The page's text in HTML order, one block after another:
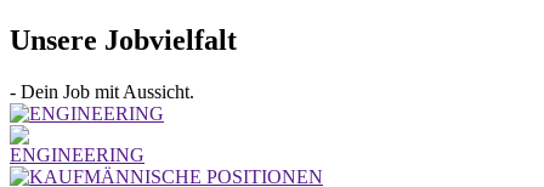
Unsere Jobvielfalt
- Dein Job mit Aussicht.
ENGINEERING